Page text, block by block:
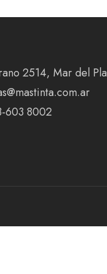
2514, Mar del
603 8002